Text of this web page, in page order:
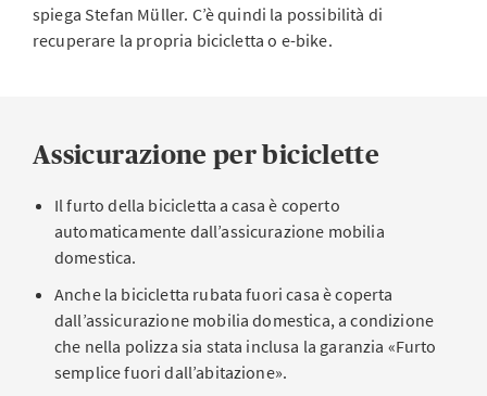
spiega Stefan Müller. C’è quindi la possibilità di
recuperare la propria bicicletta o e-bike.
Assicurazione per biciclette
Il furto della bicicletta a casa è coperto
automaticamente dall’assicurazione mobilia
domestica.
Anche la bicicletta rubata fuori casa è coperta
dall’assicurazione mobilia domestica, a condizione
che nella polizza sia stata inclusa la garanzia «Furto
semplice fuori dall’abitazione».